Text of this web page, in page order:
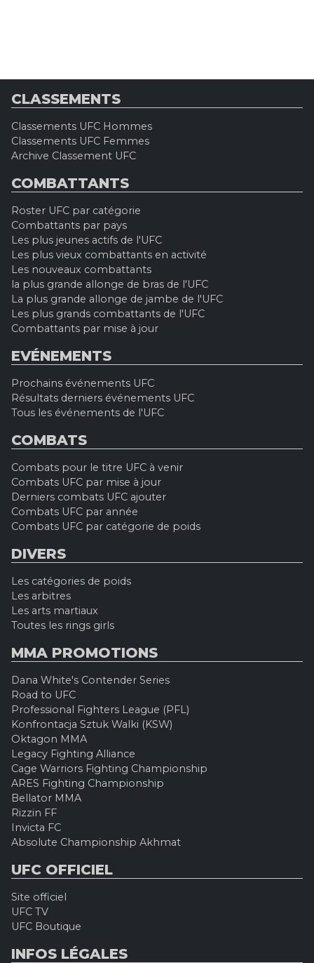
CLASSEMENTS
Classements UFC Hommes
Classements UFC Femmes
Archive Classement UFC
COMBATTANTS
Roster UFC par catégorie
Combattants par pays
Les plus jeunes actifs de l'UFC
Les plus vieux combattants en activité
Les nouveaux combattants
la plus grande allonge de bras de l'UFC
La plus grande allonge de jambe de l'UFC
Les plus grands combattants de l'UFC
Combattants par mise à jour
EVÉNEMENTS
Prochains événements UFC
Résultats derniers événements UFC
Tous les événements de l'UFC
COMBATS
Combats pour le titre UFC à venir
Combats UFC par mise à jour
Derniers combats UFC ajouter
Combats UFC par année
Combats UFC par catégorie de poids
DIVERS
Les catégories de poids
Les arbitres
Les arts martiaux
Toutes les rings girls
MMA PROMOTIONS
Dana White's Contender Series
Road to UFC
Professional Fighters League (PFL)
Konfrontacja Sztuk Walki (KSW)
Oktagon MMA
Legacy Fighting Alliance
Cage Warriors Fighting Championship
ARES Fighting Championship
Bellator MMA
Rizzin FF
Invicta FC
Absolute Championship Akhmat
UFC OFFICIEL
Site officiel
UFC TV
UFC Boutique
INFOS LÉGALES